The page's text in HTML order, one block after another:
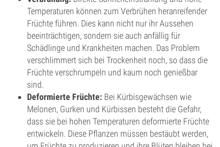
Temperaturen können zum Verbrühen heranreifender
Früchte führen. Dies kann nicht nur ihr Aussehen
beeinträchtigen, sondern sie auch anfällig für
Schädlinge und Krankheiten machen. Das Problem
verschlimmert sich bei Trockenheit noch, so dass die
Früchte verschrumpeln und kaum noch genießbar
sind.
Deformierte Früchte: Bei Kürbisgewächsen wie
Melonen, Gurken und Kürbissen besteht die Gefahr,
dass sie bei hohen Temperaturen deformierte Früchte
entwickeln. Diese Pflanzen müssen bestäubt werden,